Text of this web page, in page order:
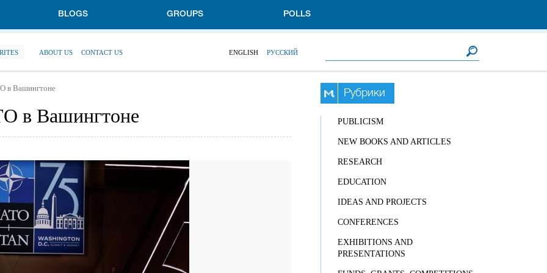
BLOGS GROUPS POLLS
ABOUT US CONTACT US ENGLISH РУССКИЙ
в Вашингтоне
в Вашингтоне
Рубрики
PUBLICISM
NEW BOOKS AND ARTICLES
RESEARCH
EDUCATION
IDEAS AND PROJECTS
CONFERENCES
EXHIBITIONS AND
PRESENTATIONS